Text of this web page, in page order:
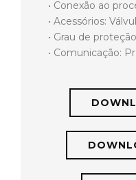
• Conexão ao
• Acessórios:
• Grau de
• Comunicação: